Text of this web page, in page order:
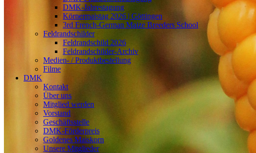
DMK-Jahrestagung
Körnermaistag 2026 | Göttingen
3rd French-German Maize Breeders School
Feldrandschilder
Feldrandschild 2026
Feldrandschilder-Archiv
Medien- / Produktbestellung
Filme
DMK
Kontakt
Über uns
Mitglied werden
Vorstand
Geschäftsstelle
DMK-Förderpreis
Goldenes Maiskorn
Unsere Mitglieder